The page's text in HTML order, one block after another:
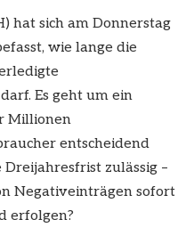
hat sich am Donnerstag
wie lange die
Es geht um ein
Millionen
entscheidend
zulässig –
Negativeinträgen sofort
erfolgen?